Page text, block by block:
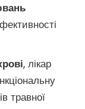
, лікар
травної